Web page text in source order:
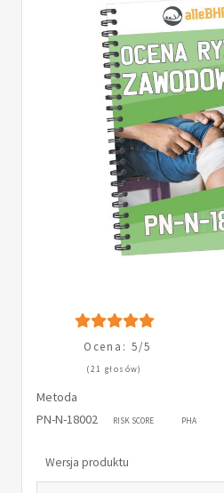
Ocena: 5/5
(21 głosów)
Metoda
PN-N-18002
RISK SCORE PHA
Wersja produktu